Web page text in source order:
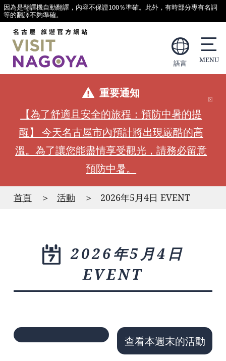
因為是翻譯機自動翻譯，內容不保證100％準確。此外，有時部分專有名詞
等的翻譯不夠準確。
語言
重要通知
【為了舒適且安全的旅程：預防中暑的提
醒】 今天名古屋市內預計將出現嚴酷的高
溫。為了讓您能盡情享受觀光，請務必留意
預防中暑。
首頁 活動 2026年5月4日 EVENT
2026年5月4日
EVENT
查看本週末的活動